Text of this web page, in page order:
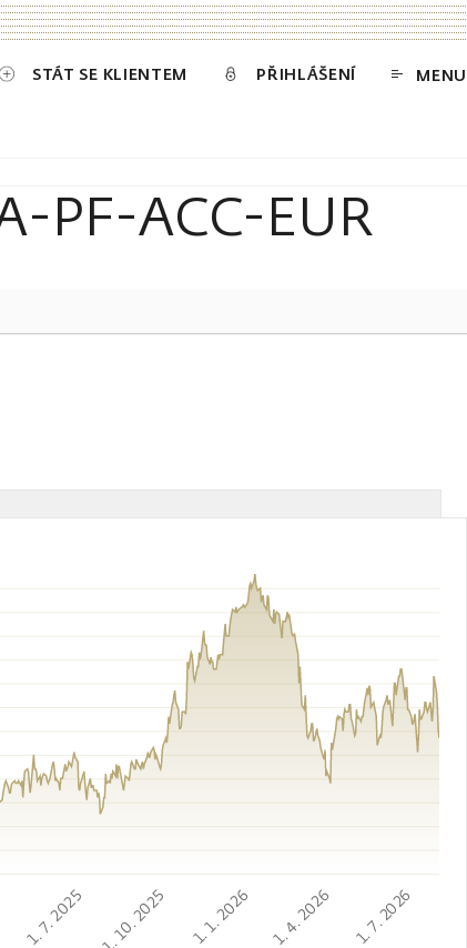
STÁT SE KLIENTEM PŘIHLÁŠENÍ MENU
PF-ACC-EUR
1. 7. 2025 1. 10. 2025 1. 1. 2026 1. 4. 2026 1. 7. 2026